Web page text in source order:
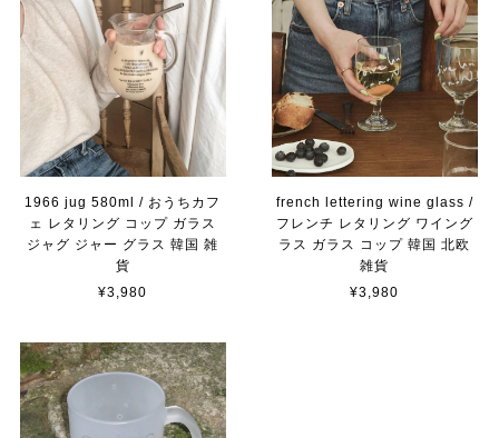
1966 jug 580ml / おうちカフ
ェ レタリング コップ ガラス
ジャグ ジャー グラス 韓国 雑
貨
¥3,980
french lettering wine glass /
フレンチ レタリング ワイング
ラス ガラス コップ 韓国 北欧
雑貨
¥3,980